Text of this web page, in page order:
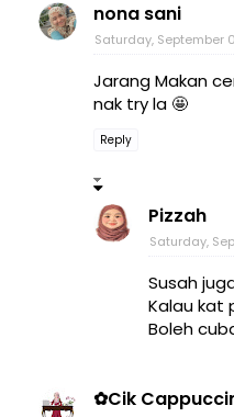
nona sani
Saturday, September
Jarang Makan
nak try la 🤩
Reply
Pizzah
Saturday,
Susah
Kalau kat
Boleh
✿Cik